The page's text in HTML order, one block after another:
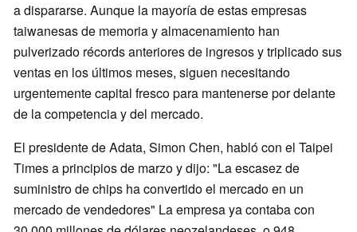
a dispararse. Aunque la mayoría de estas empresas
taiwanesas de memoria y almacenamiento han
pulverizado récords anteriores de ingresos y triplicado sus
ventas en los últimos meses, siguen necesitando
urgentemente capital fresco para mantenerse por delante
de la competencia y del mercado.
El presidente de Adata, Simon Chen, habló con el Taipei
Times a principios de marzo y dijo: "La escasez de
suministro de chips ha convertido el mercado en un
mercado de vendedores" La empresa ya contaba con